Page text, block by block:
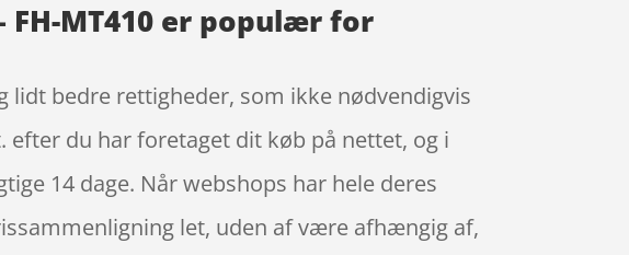
FH-MT410 er populær for
lidt bedre rettigheder, som ikke nødvendigvis
du har foretaget dit køb på nettet, og i
14 dage. Når webshops har hele deres
let, uden af være afhængig af,